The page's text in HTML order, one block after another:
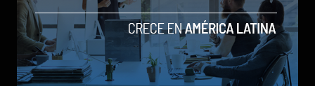
Qwen 3.8-Max, la nueva IA de Alibaba que desafía a
los modelos más poderosos
by Sergio Ramos
Actualidad